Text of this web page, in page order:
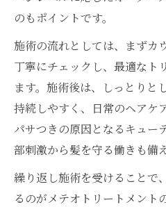
のもポイントです。
施術の流れとしては、まずカ
丁寧にチェックし、最適なト
ます。施術後は、しっとりと
持続しやすく、日常のヘアケ
パサつきの原因となるキュー
部刺激から髪を守る働きも備
繰り返し施術を受けることで
るのがメテオトリートメント